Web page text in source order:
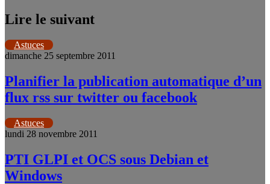
Lire le suivant
Astuces
dimanche 25 septembre 2011
Planifier la publication automatique d’un
flux rss sur twitter ou facebook
Astuces
lundi 28 novembre 2011
PTI GLPI et OCS sous Debian et
Windows